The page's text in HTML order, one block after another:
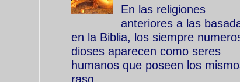
En las religiones
anteriores a las
en la Biblia, los siempre
dioses aparecen como seres
humanos que poseen los
rasg...